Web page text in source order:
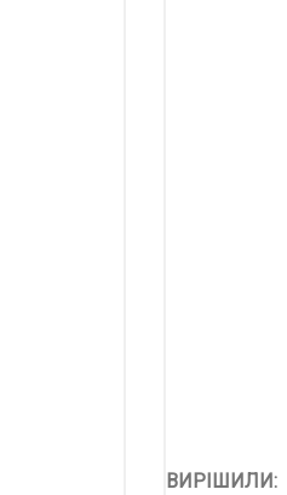
ВИРІШИЛИ: